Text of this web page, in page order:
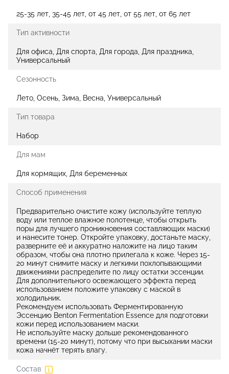
25-35 лет, 35-45 лет, от 45 лет, от 55 лет, от 65 лет
Тип активности
Для офиса, Для спорта, Для города, Для праздника,
Универсальный
Сезонность
Лето, Осень, Зима, Весна, Универсальный
Тип товара
Набор
Для мам
Для кормящих, Для беременных
Способ применения
Предварительно очистите кожу (используйте теплую
воду или теплое влажное полотенце, чтобы открыть
поры для лучшего проникновения составляющих маски)
и нанесите тонер. Откройте упаковку, достаньте маску,
разверните её и аккуратно наложите на лицо таким
образом, чтобы она плотно прилегала к коже. Через 15-
20 минут снимите маску и легкими похлопывающими
движениями распределите по лицу остатки эссенции.
Для дополнительного освежающего эффекта перед
использованием положите упаковку с маской в
холодильник.
Рекомендуем использовать Ферментированную
Эссенцию Benton Fermentation Essence для подготовки
кожи перед использованием маски.
Не используйте маску дольше рекомендованного
времени (15-20 минут), потому что при высыхании маски
кожа начнёт терять влагу.
Состав